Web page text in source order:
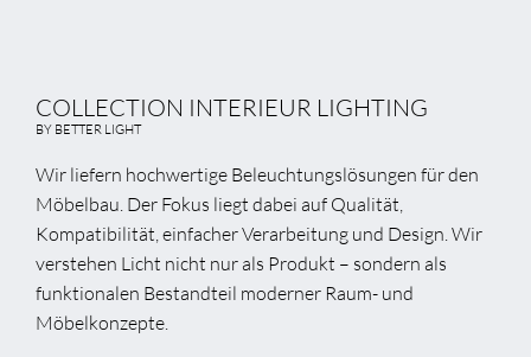
COLLECTION INTERIEUR LIGHTING
BY BETTER LIGHT
Wir liefern hochwertige Beleuchtungslösungen für den
Möbelbau. Der Fokus liegt dabei auf Qualität,
Kompatibilität, einfacher Verarbeitung und Design. Wir
verstehen Licht nicht nur als Produkt – sondern als
funktionalen Bestandteil moderner Raum- und
Möbelkonzepte.